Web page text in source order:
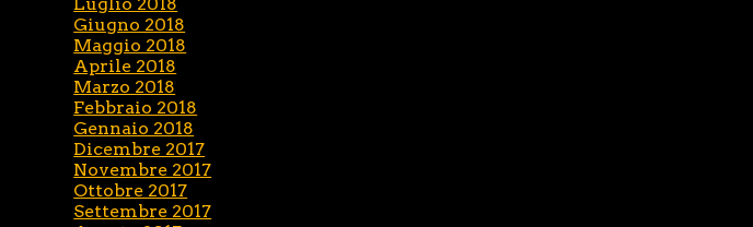
Giugno 2018
Maggio 2018
Aprile 2018
Marzo 2018
Febbraio 2018
Gennaio 2018
Dicembre 2017
Novembre 2017
Ottobre 2017
Settembre 2017